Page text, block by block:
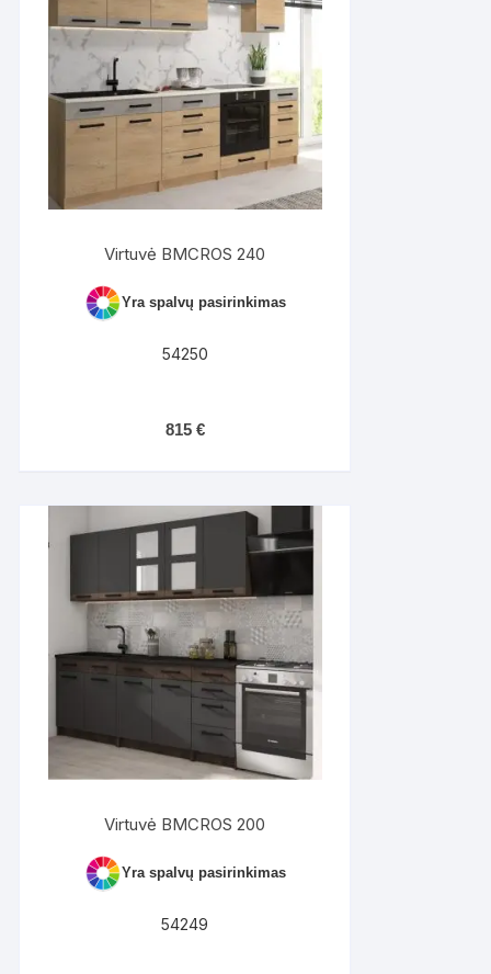
Virtuvė BMCROS 240
Yra spalvų pasirinkimas
54250
815 €
Virtuvė BMCROS 200
Yra spalvų pasirinkimas
54249